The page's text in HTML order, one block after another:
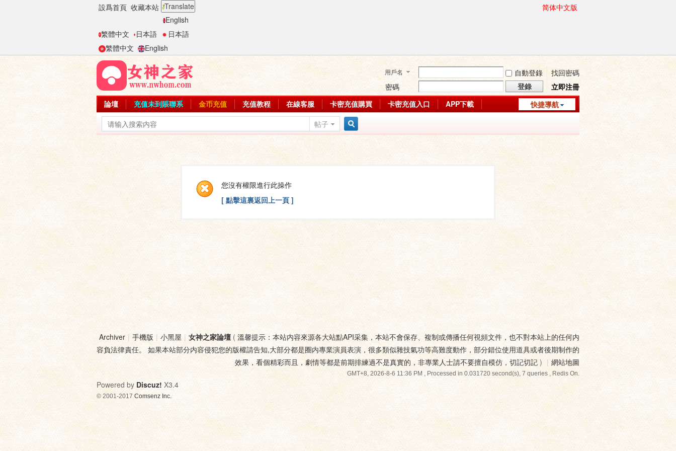
設爲首頁 收藏本站 Translate
English
繁體中文
日本語
日本語
繁體中文
English
简体中文版
用戶名 自動登錄
找回密碼
密碼
登錄
立即注冊
快捷導航
論壇 充值未到賬聯系 金币充值 充值教程 在線客服 卡密充值購買 卡密充值入口
APP下載
帖子
您沒有權限進行此操作
[ 點擊這裏返回上一頁 ]
Archiver | 手機版 | 小黑屋 | 女神之家論壇 ( 溫馨提示：本站内容來源各大站點API采集，本站不會保存、複制或傳播任何視頻文件，也不對本站上的任何内
容負法律責任。 如果本站部分内容侵犯您的版權請告知,大部分都是圈内專業演員表演，很多類似雜技氣功等高難度動作，部分錯位使用道具或者後期制作的
效果，看個精彩而且，劇情等都是前期排練過不是真實的，非專業人士請不要擅自模仿，切記切記 ) | 網站地圖
GMT+8, 2026-8-6 11:36 PM, Processed in 0.031720 second(s), 7 queries , Redis On.
Powered by Discuz! X3.4
© 2001-2017 Comsenz Inc.